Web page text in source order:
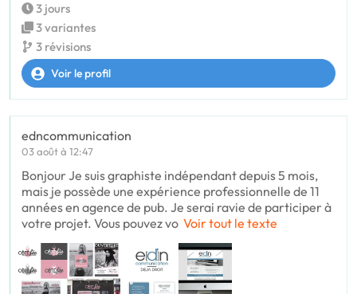
3 jours
3 variantes
3 révisions
Voir le profil
edncommunication
03 août à 12:47
Bonjour Je suis graphiste indépendant depuis 5 mois,
mais je possède une expérience professionnelle de 11
années en agence de pub. Je serai ravie de participer à
votre projet. Vous pouvez vo Voir tout le texte